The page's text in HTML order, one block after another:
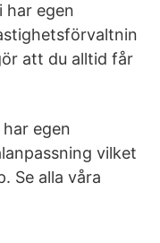
har egen
att du alltid får
egen
vilket
Se alla våra